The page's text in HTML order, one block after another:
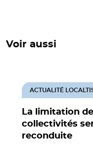
Voir aussi
La limitation
collectivités
reconduite
ACTUALITÉ